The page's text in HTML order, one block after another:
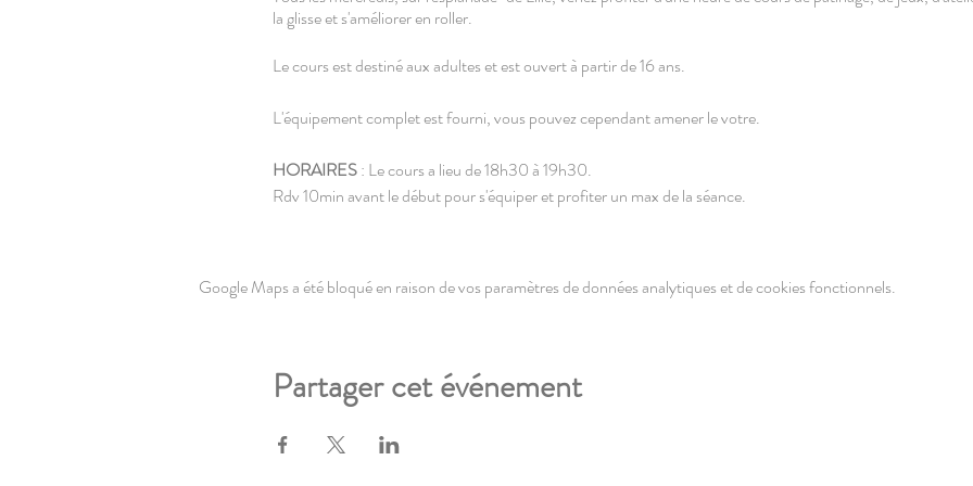
la glisse et s'améliorer en roller.
Le cours est destiné aux adultes et est ouvert à partir de 16 ans.
L'équipement complet est fourni, vous pouvez cependant amener le votre.
HORAIRES: Le cours a lieu de 18h30 à 19h30.
Rdv 10min avant le début pour s'équiper et profiter un max de la séance.
RÉSERVATION : obligatoire, afin de gérer les effectifs et les demandes de matériel.
* En cas de pluie, la séance est délocalisée à la halle du marché de la Madeleine (place des fusillés et
Google Maps a été bloqué en raison de vos paramètres de données analytiques et de cookies fonctionnels.
Partager cet événement